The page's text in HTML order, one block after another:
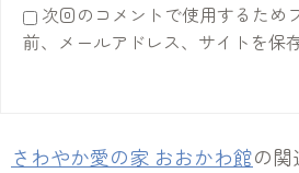
次回のコメントで使用するため
前、メールアドレス、サイトを保
さわやか愛の家 おおかわ館の関